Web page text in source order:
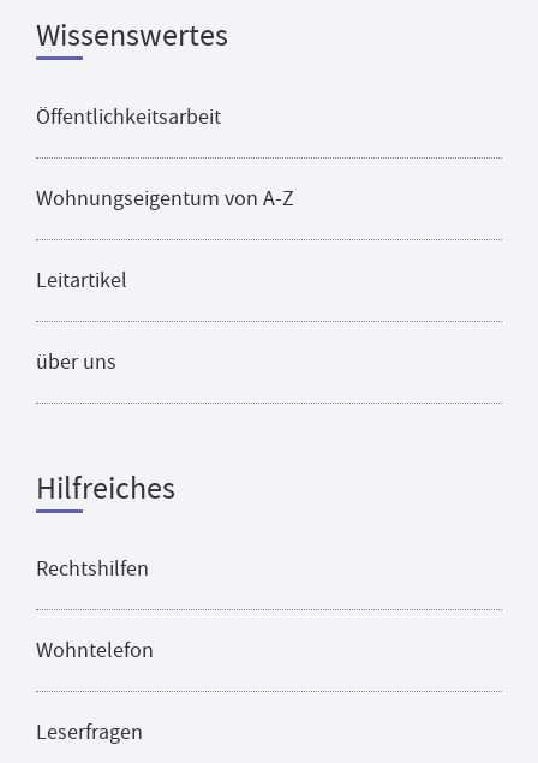
Wissenswertes
Öffentlichkeitsarbeit
Wohnungseigentum von A-Z
Leitartikel
über uns
Hilfreiches
Rechtshilfen
Wohntelefon
Leserfragen